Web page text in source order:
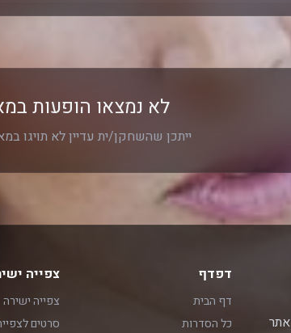
לא נמצאו הופעות
ייתכן שהשחקן/ית עדיין לא תויגו
אתר
דפדף
דף הבית
כל הסדרות
צפייה
צפייה ישירה
סרטים